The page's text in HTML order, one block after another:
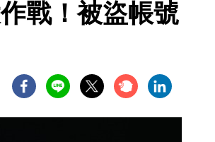
戰！被盜帳號